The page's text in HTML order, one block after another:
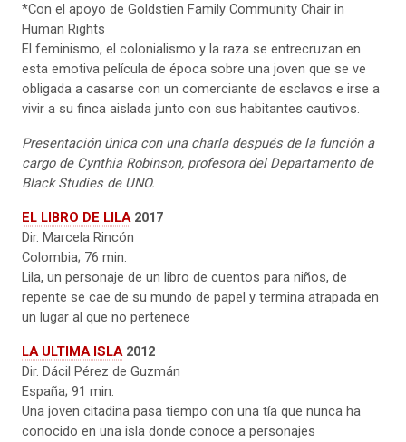
*Con el apoyo de Goldstien Family Community Chair in
Human Rights
El feminismo, el colonialismo y la raza se entrecruzan en
esta emotiva película de época sobre una joven que se ve
obligada a casarse con un comerciante de esclavos e irse a
vivir a su finca aislada junto con sus habitantes cautivos.
Presentación única con una charla después de la función a
cargo de Cynthia Robinson, profesora del Departamento de
Black Studies de UNO.
EL LIBRO DE LILA2017
Dir. Marcela Rincón
Colombia; 76 min.
Lila, un personaje de un libro de cuentos para niños, de
repente se cae de su mundo de papel y termina atrapada en
un lugar al que no pertenece
LA ULTIMA ISLA2012
Dir. Dácil Pérez de Guzmán
España; 91 min.
Una joven citadina pasa tiempo con una tía que nunca ha
conocido en una isla donde conoce a personajes